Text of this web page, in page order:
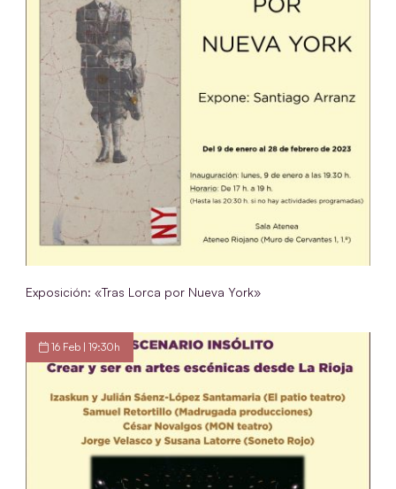
Exposición: «Tras Lorca por Nueva York»
16 Feb | 19:30h